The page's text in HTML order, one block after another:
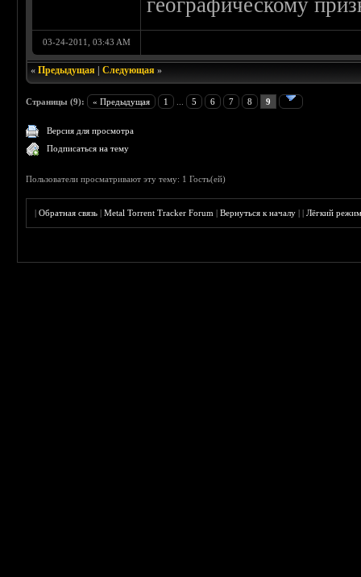
географическому
03-24-2011, 03:43 AM
«Предыдущая |Следующая »
Страницы (9): « Предыдущая 1 5 6 7 8 9
Версия для просмотра
Подписаться на тему
Пользователи просматривают эту тему: 1 Гость(ей)
|Обратная связь |Metal Torrent Tracker Forum |Вернуться к началу ||Лёгкий